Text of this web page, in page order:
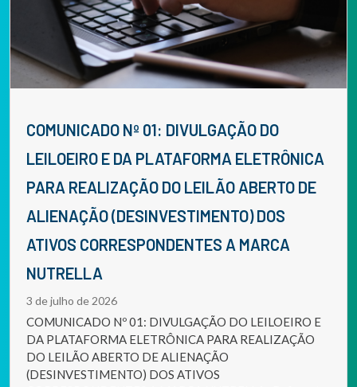
COMUNICADO Nº 01: DIVULGAÇÃO DO
LEILOEIRO E DA PLATAFORMA ELETRÔNICA
PARA REALIZAÇÃO DO LEILÃO ABERTO DE
ALIENAÇÃO (DESINVESTIMENTO) DOS
ATIVOS CORRESPONDENTES A MARCA
NUTRELLA
3 de julho de 2026
COMUNICADO Nº 01: DIVULGAÇÃO DO LEILOEIRO E
DA PLATAFORMA ELETRÔNICA PARA REALIZAÇÃO
DO LEILÃO ABERTO DE ALIENAÇÃO
(DESINVESTIMENTO) DOS ATIVOS